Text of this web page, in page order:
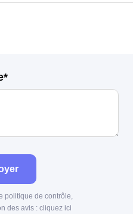
politique de contrôle,
des avis : cliquez ici